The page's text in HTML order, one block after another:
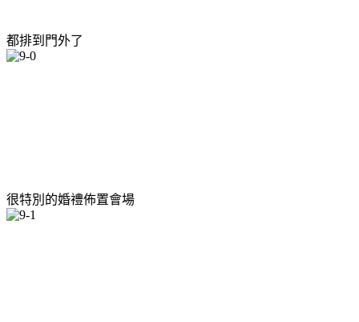
都排到門外了
很特別的婚禮佈置會場